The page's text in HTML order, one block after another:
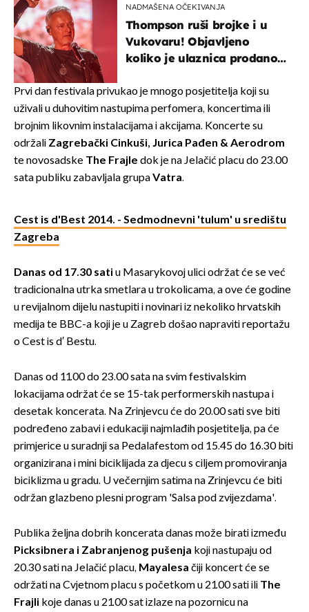
NADMAŠENA OČEKIVANJA
Thompson ruši brojke i u
Vukovaru! Objavljeno
koliko je ulaznica prodano
Prvi dan festivala privukao je mnogo posjetitelja koji su
uživali u duhovitim nastupima perfomera, koncertima ili
brojnim likovnim instalacijama i akcijama. Koncerte su
održali Zagrebački Cinkuši, Jurica Pađen & Aerodrom
te novosadske The Frajle dok je na Jelačić placu do 23.00
sata publiku zabavljala grupaVatra.
Cest is d'Best 2014. - Sedmodnevni 'tulum' u središtu
Zagreba
Danas od 17.30 sati u Masarykovoj ulici održat će se već
tradicionalna utrka smetlara u trokolicama, a ove će godine
u revijalnom dijelu nastupiti i novinari iz nekoliko hrvatskih
medija te BBC-a koji je u Zagreb došao napraviti reportažu
o Cest is d′ Bestu.
Danas od 11.00 do 23.00 sata na svim festivalskim
lokacijama održat će se 15-tak performerskih nastupa i
desetak koncerata. Na Zrinjevcu će do 20.00 sati sve biti
podređeno zabavi i edukaciji najmlađih posjetitelja, pa će
primjerice u suradnji sa Pedalafestom od 15.45 do 16.30 biti
organizirana i mini biciklijada za djecu s ciljem promoviranja
biciklizma u gradu. U večernjim satima na Zrinjevcu će biti
održan glazbeno plesni program 'Salsa pod zvijezdama'.
Publika željna dobrih koncerata danas može birati između
Picksibnera i Zabranjenog pušenja koji nastupaju od
20.30 sati na Jelačić placu, Mayalesa čiji koncert će se
održati na Cvjetnom placu s početkom u 21.00 sati ili The
Frajli koje danas u 21.00 sat izlaze na pozornicu na